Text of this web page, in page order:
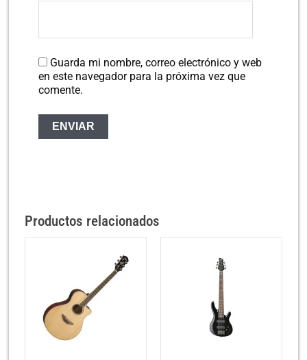
Guarda mi nombre, correo electrónico y web
en este navegador para la próxima vez que
comente.
Productos relacionados